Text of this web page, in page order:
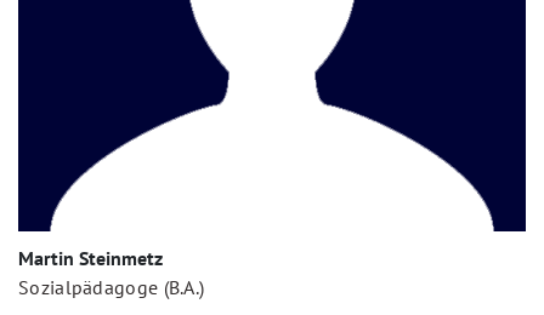
Martin Steinmetz
Sozialpädagoge (B.A.)